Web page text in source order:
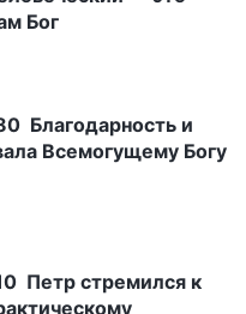
Бог
Благодарность и
Всемогущему Богу
Петр стремился к